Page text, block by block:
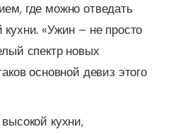
где можно отведать
«Ужин – не просто
спектр новых
основной девиз этого
кухни,